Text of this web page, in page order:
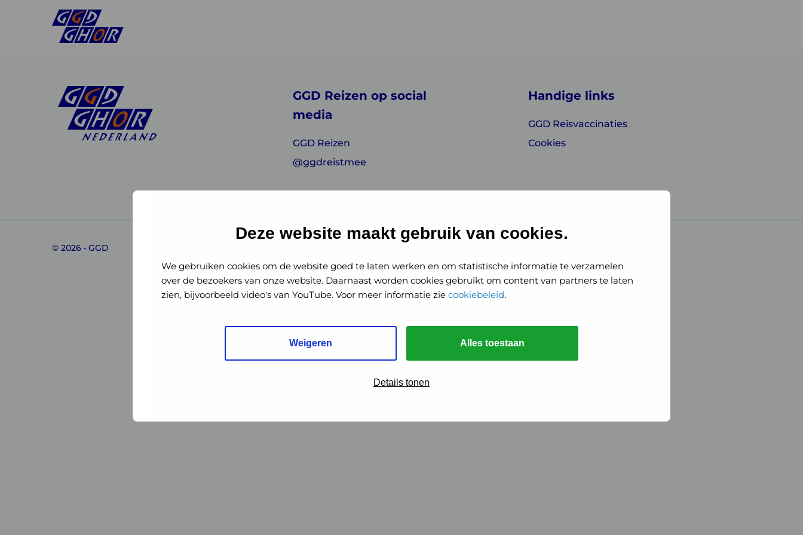
Deze website maakt gebruik van cookies.
We gebruiken cookies om de website goed te laten werken en om statistische informatie te verzamelen
over de bezoekers van onze website. Daarnaast worden cookies gebruikt om content van partners te laten
zien, bijvoorbeeld video's van YouTube. Voor meer informatie zie cookiebeleid.
Weigeren Alles toestaan
Details tonen
GHORGHOR
Nederland
GGD Reizen op social
media
GGD Reizen
@ggdreistmee
Handige links
GGD Reisvaccinaties
Cookies
© 2026 • GGD